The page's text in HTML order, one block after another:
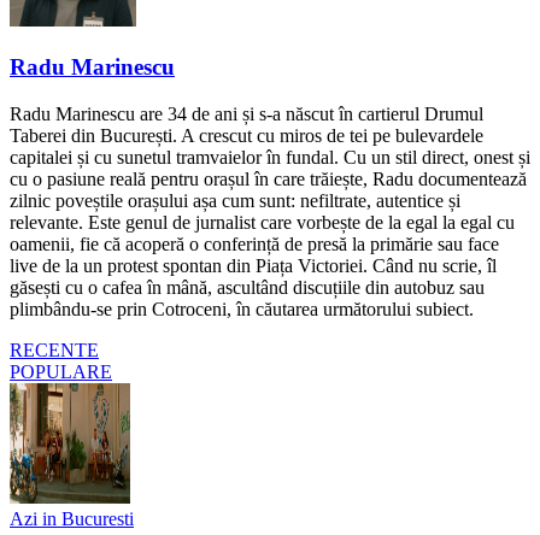
Radu Marinescu
Radu Marinescu are 34 de ani și s-a născut în cartierul Drumul
Taberei din București. A crescut cu miros de tei pe bulevardele
capitalei și cu sunetul tramvaielor în fundal. Cu un stil direct, onest și
cu o pasiune reală pentru orașul în care trăiește, Radu documentează
zilnic poveștile orașului așa cum sunt: nefiltrate, autentice și
relevante. Este genul de jurnalist care vorbește de la egal la egal cu
oamenii, fie că acoperă o conferință de presă la primărie sau face
live de la un protest spontan din Piața Victoriei. Când nu scrie, îl
găsești cu o cafea în mână, ascultând discuțiile din autobuz sau
plimbându-se prin Cotroceni, în căutarea următorului subiect.
RECENTE
POPULARE
Azi in Bucuresti